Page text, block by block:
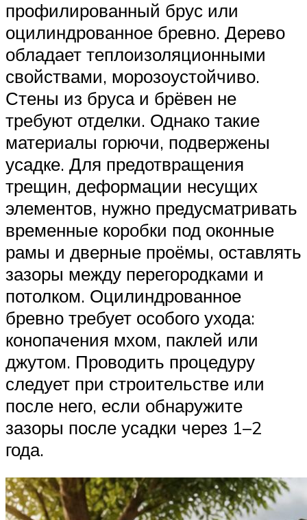
профилированный брус или
оцилиндрованное бревно. Дерево
обладает теплоизоляционными
свойствами, морозоустойчиво.
Стены из бруса и брёвен не
требуют отделки. Однако такие
материалы горючи, подвержены
усадке. Для предотвращения
трещин, деформации несущих
элементов, нужно предусматривать
временные коробки под оконные
рамы и дверные проёмы, оставлять
зазоры между перегородками и
потолком. Оцилиндрованное
бревно требует особого ухода:
конопачения мхом, паклей или
джутом. Проводить процедуру
следует при строительстве или
после него, если обнаружите
зазоры после усадки через 1–2
года.